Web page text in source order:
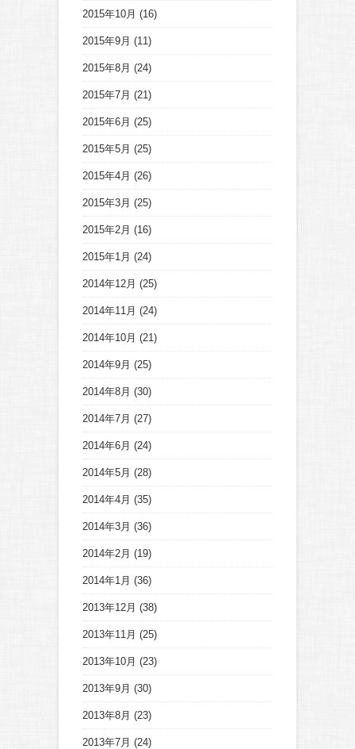
2015年10月 (16)
2015年9月 (11)
2015年8月 (24)
2015年7月 (21)
2015年6月 (25)
2015年5月 (25)
2015年4月 (26)
2015年3月 (25)
2015年2月 (16)
2015年1月 (24)
2014年12月 (25)
2014年11月 (24)
2014年10月 (21)
2014年9月 (25)
2014年8月 (30)
2014年7月 (27)
2014年6月 (24)
2014年5月 (28)
2014年4月 (35)
2014年3月 (36)
2014年2月 (19)
2014年1月 (36)
2013年12月 (38)
2013年11月 (25)
2013年10月 (23)
2013年9月 (30)
2013年8月 (23)
2013年7月 (24)